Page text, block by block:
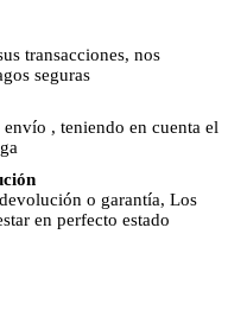
transacciones, nos
seguras
, teniendo en cuenta el
o garantía, Los
en perfecto estado